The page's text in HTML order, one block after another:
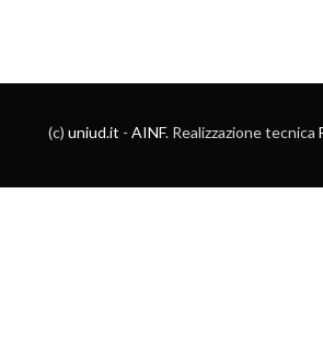
(c) uniud.it - AINF. Realizzazione tecnica